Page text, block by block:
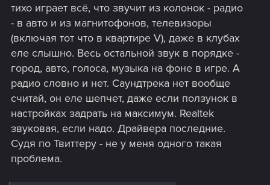
тихо играет всё, что звучит из колонок - радио
- в авто и из магнитофонов, телевизоры
(включая тот что в квартире V), даже в клубах
еле слышно. Весь остальной звук в порядке -
город, авто, голоса, музыка на фоне в игре. А
радио словно и нет. Саундтрека нет вообще
считай, он еле шепчет, даже если ползунок в
настройках задрать на максимум. Realtek
звуковая, если надо. Драйвера последние.
Судя по Твиттеру - не у меня одного такая
проблема.